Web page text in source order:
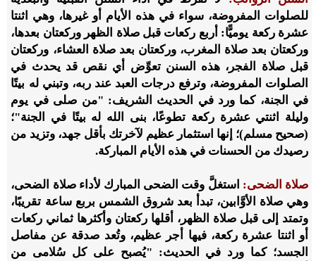
للصلوات المفروضة، سواء في هذه الأيام أو غيرها، وهي اثنتا
عشرة ركعة يوميًّا: أربع ركعات قبل صلاة الظهر وركعتان بعدها،
وركعتان بعد صلاة المغرب، وركعتان بعد صلاة العشاء، وركعتان
قبل صلاة الفجر، هذه السنن تعوِّض أي نقص قد يحدث في
الصلوات المفروضة، وترفع درجات العبد عند ربه، وتبني له بيتًا
في الجنة، كما ورد في الحديث الشريف: "من صلى في يوم
وليلة اثنتي عشرة ركعة تطوعًا، بنى الله له بيتًا في الجنة"؛
(صحيح مسلم)؛ إنها استثمار عظيم لآخرتك بأقل جهد، وتزيد من
رصيدك من الحسنات في هذه الأيام المباركة.
صلاة الضحى: استغلَّ وقت الضحى المبارك لأداء صلاة الضحى،
وهي صلاة الأوَّابين، تبدأ بعد شروق الشمس بربع ساعة تقريبًا،
وتمتد إلى قبل صلاة الظهر، أقلها ركعتان وأكثرها ثماني ركعات
أو اثنتا عشرة ركعة، فيها أجر عظيم، وتُعد صدقة عن مفاصل
الجسد؛ كما ورد في الحديث: "يُصبح على كل سُلامى من